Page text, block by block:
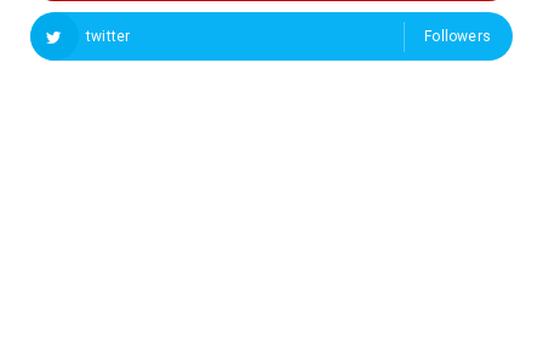
twitter Followers